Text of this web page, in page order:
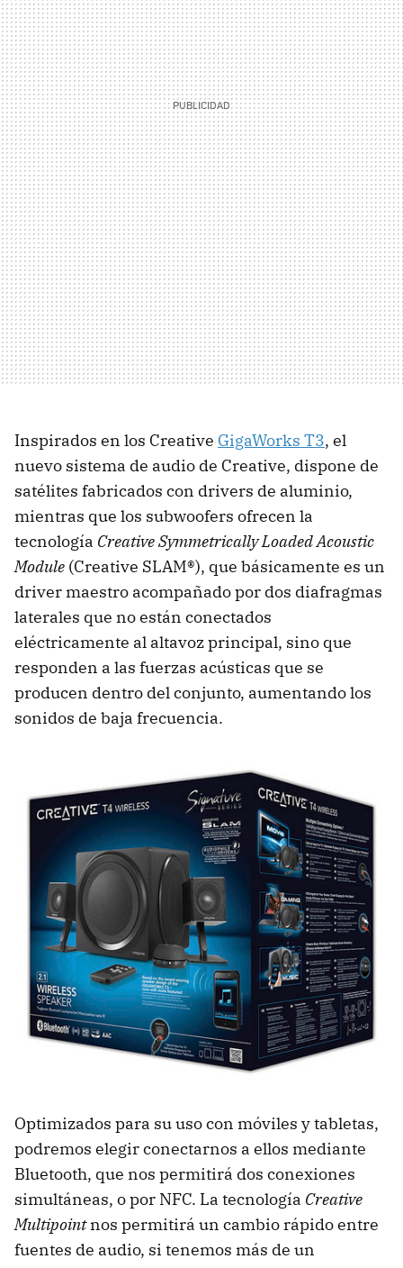
Inspirados en los Creative GigaWorks T3, el
nuevo sistema de audio de Creative, dispone de
satélites fabricados con drivers de aluminio,
mientras que los subwoofers ofrecen la
tecnología Creative Symmetrically Loaded Acoustic
Module (Creative SLAM®), que básicamente es un
driver maestro acompañado por dos diafragmas
laterales que no están conectados
eléctricamente al altavoz principal, sino que
responden a las fuerzas acústicas que se
producen dentro del conjunto, aumentando los
sonidos de baja frecuencia.
Optimizados para su uso con móviles y tabletas,
podremos elegir conectarnos a ellos mediante
Bluetooth, que nos permitirá dos conexiones
simultáneas, o por NFC. La tecnología Creative
Multipointnos permitirá un cambio rápido entre
fuentes de audio, si tenemos más de un